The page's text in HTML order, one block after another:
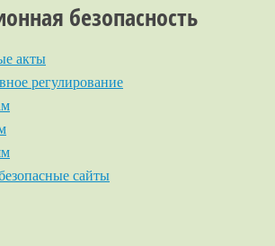
безопасность
акты
регулирование
сайты